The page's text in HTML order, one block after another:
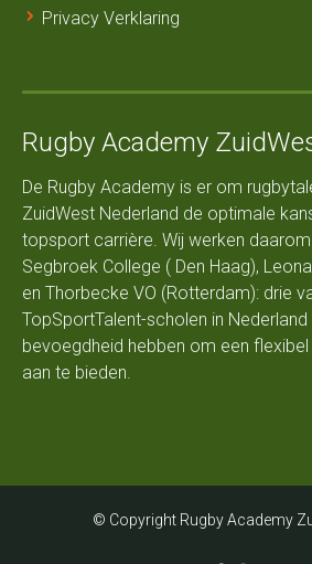
Privacy Verklaring
Rugby Academy
De Rugby Academy is er om
ZuidWest Nederland de optimale
topsport carrière. Wij werken
Segbroek College ( Den Haag),
en Thorbecke VO (Rotterdam): drie
TopSportTalent-scholen in
bevoegdheid hebben om een
aan te bieden.
© Copyright Rugby Academy